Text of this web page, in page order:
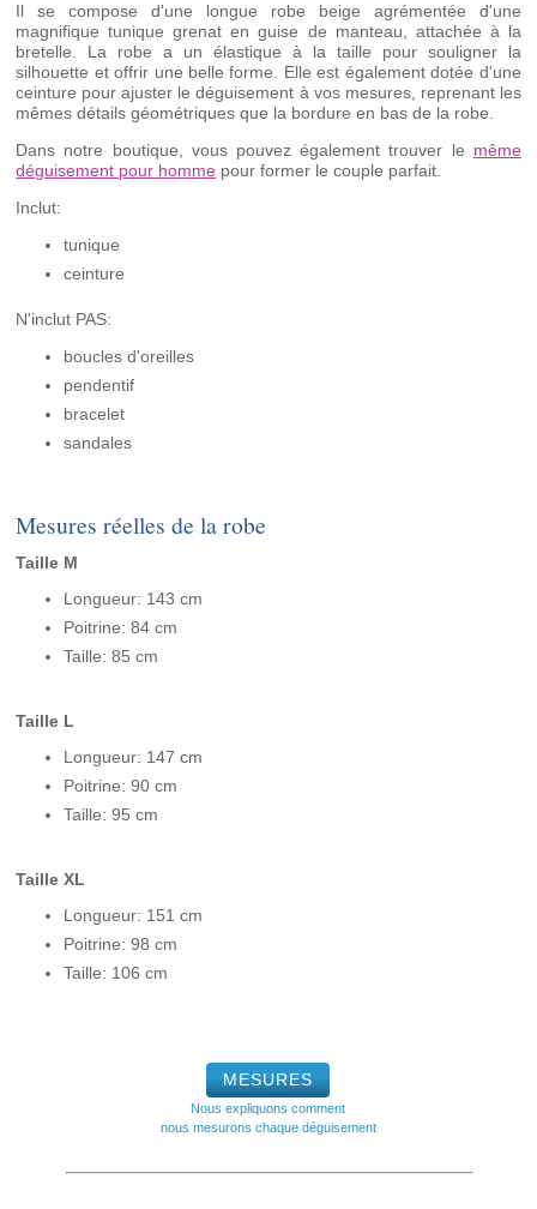
Il se compose d'une longue robe beige agrémentée d'une
magnifique tunique grenat en guise de manteau, attachée à la
bretelle. La robe a un élastique à la taille pour souligner la
silhouette et offrir une belle forme. Elle est également dotée d'une
ceinture pour ajuster le déguisement à vos mesures, reprenant les
mêmes détails géométriques que la bordure en bas de la robe.
Dans notre boutique, vous pouvez également trouver le même
déguisement pour homme pour former le couple parfait.
Inclut:
tunique
ceinture
N'inclut PAS:
boucles d'oreilles
pendentif
bracelet
sandales
Mesures réelles de la robe
Taille M
Longueur: 143 cm
Poitrine: 84 cm
Taille: 85 cm
Taille L
Longueur: 147 cm
Poitrine: 90 cm
Taille: 95 cm
Taille XL
Longueur: 151 cm
Poitrine: 98 cm
Taille: 106 cm
MESURES
Nous expliquons comment
nous mesurons chaque déguisement